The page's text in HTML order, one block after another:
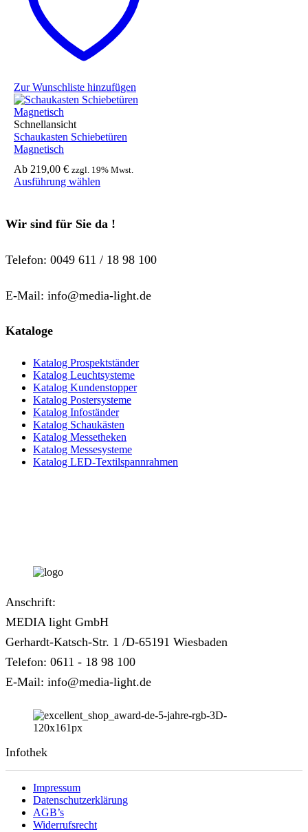
Optionen
können
auf
der
werden
Zur Wunschliste hinzufügen
Schnellansicht
Schaukasten Schiebetüren
Magnetisch
Ab 219,00 € zzgl. 19% Mwst.
Ausführung wählen
mehrere
Varianten
Die
Optionen
auf
Wir sind für Sie da !
Telefon: 0049 611 / 18 98 100
E-Mail: info@media-light.de
Kataloge
Katalog Prospektständer
Katalog Leuchtsysteme
Katalog Kundenstopper
Katalog Postersysteme
Katalog Infoständer
Katalog Schaukästen
Katalog Messetheken
Katalog Messesysteme
Katalog LED-Textilspannrahmen
Anschrift:
MEDIA light GmbH
Gerhardt-Katsch-Str. 1 /D-65191 Wiesbaden
Telefon: 0611 - 18 98 100
E-Mail: info@media-light.de
Infothek
Impressum
Datenschutzerklärung
AGB’s
Widerrufsrecht